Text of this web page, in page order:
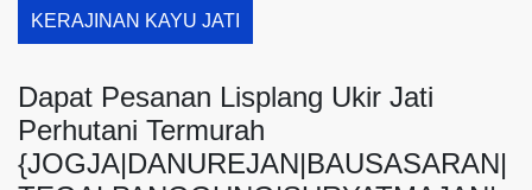
KERAJINAN KAYU JATI
Dapat Pesanan Lisplang Ukir Jati
Perhutani Termurah
{JOGJA|DANUREJAN|BAUSASARAN|